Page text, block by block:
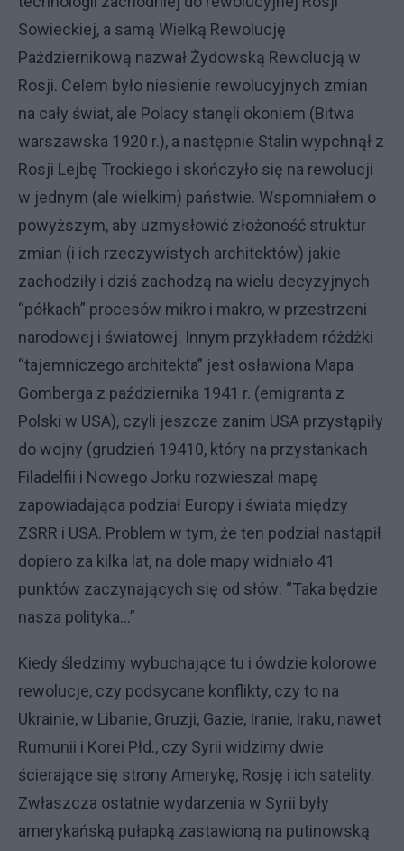
Sowieckiej, a samą Wielką Rewolucję
Październikową nazwał Żydowską Rewolucją w
Rosji. Celem było niesienie rewolucyjnych zmian
na cały świat, ale Polacy stanęli okoniem (Bitwa
warszawska 1920 r.), a następnie Stalin wypchnął z
Rosji Lejbę Trockiego i skończyło się na rewolucji
w jednym (ale wielkim) państwie. Wspomniałem o
powyższym, aby uzmysłowić złożoność struktur
zmian (i ich rzeczywistych architektów) jakie
zachodziły i dziś zachodzą na wielu decyzyjnych
“półkach” procesów mikro i makro, w przestrzeni
narodowej i światowej. Innym przykładem różdżki
“tajemniczego architekta” jest osławiona Mapa
Gomberga z października 1941 r. (emigranta z
Polski w USA), czyli jeszcze zanim USA przystąpiły
do wojny (grudzień 19410, który na przystankach
Filadelfii i Nowego Jorku rozwieszał mapę
zapowiadająca podział Europy i świata między
ZSRR i USA. Problem w tym, że ten podział nastąpił
dopiero za kilka lat, na dole mapy widniało 41
punktów zaczynających się od słów: “Taka będzie
nasza polityka…”
Kiedy śledzimy wybuchające tu i ówdzie kolorowe
rewolucje, czy podsycane konflikty, czy to na
Ukrainie, w Libanie, Gruzji, Gazie, Iranie, Iraku, nawet
Rumunii i Korei Płd., czy Syrii widzimy dwie
ścierające się strony Amerykę, Rosję i ich satelity.
Zwłaszcza ostatnie wydarzenia w Syrii były
amerykańską pułapką zastawioną na putinowską